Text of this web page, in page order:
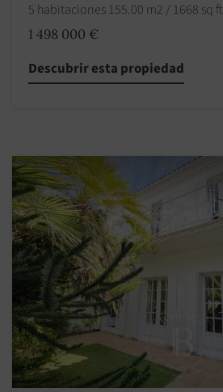
5 habitaciones 155.00 m2 / 1668 sq ft
1 498 000 €
Descubrir esta propiedad